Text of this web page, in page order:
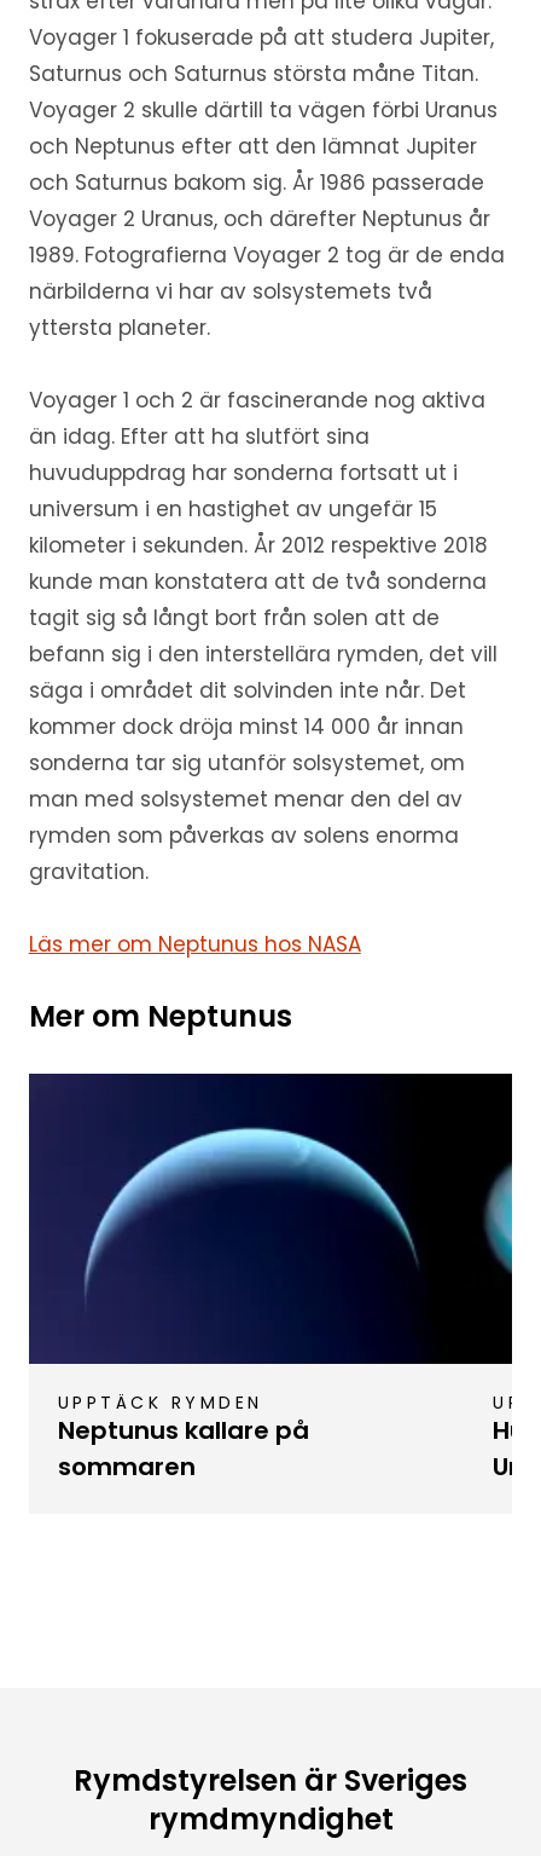
Voyager 1 fokuserade på att studera Jupiter,
Saturnus och Saturnus största måne Titan.
Voyager 2 skulle därtill ta vägen förbi Uranus
och Neptunus efter att den lämnat Jupiter
och Saturnus bakom sig. År 1986 passerade
Voyager 2 Uranus, och därefter Neptunus år
1989. Fotografierna Voyager 2 tog är de enda
närbilderna vi har av solsystemets två
yttersta planeter.
Voyager 1 och 2 är fascinerande nog aktiva
än idag. Efter att ha slutfört sina
huvuduppdrag har sonderna fortsatt ut i
universum i en hastighet av ungefär 15
kilometer i sekunden. År 2012 respektive 2018
kunde man konstatera att de två sonderna
tagit sig så långt bort från solen att de
befann sig i den interstellära rymden, det vill
säga i området dit solvinden inte når. Det
kommer dock dröja minst 14 000 år innan
sonderna tar sig utanför solsystemet, om
man med solsystemet menar den del av
rymden som påverkas av solens enorma
gravitation.
Läs mer om Neptunus hos NASA
Mer om Neptunus
UPPTÄCK RYMDEN
Neptunus kallare på
sommaren
Rymdstyrelsen är Sveriges
rymdmyndighet